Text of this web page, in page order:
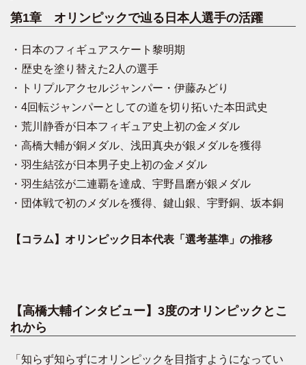
第1章 オリンピックで辿る日本人選手の活躍
・日本のフィギュアスケート黎明期
・歴史を塗り替えた2人の選手
・トリプルアクセルジャンパー・伊藤みどり
・4回転ジャンパーとしての道を切り拓いた本田武史
・荒川静香が日本フィギュア史上初の金メダル
・高橋大輔が銅メダル、浅田真央が銀メダルを獲得
・羽生結弦が日本男子史上初の金メダル
・羽生結弦が二連覇を達成、宇野昌磨が銀メダル
・団体戦で初のメダルを獲得、鍵山銀、宇野銅、坂本銅
【コラム】オリンピック日本代表「選考基準」の推移
【高橋大輔インタビュー】3度のオリンピックとこ
れから
「知らず知らずにオリンピックを目指すようになってい